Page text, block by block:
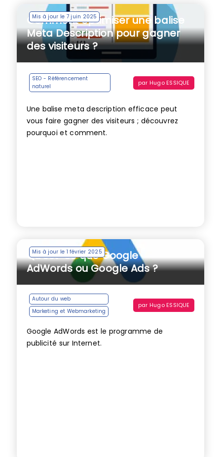
Mis à jour le 7 juin 2025
Comment optimiser une balise
Meta Description pour gagner
des visiteurs ?
SEO - Référencement
naturel
par Hugo ESSIQUE
Une balise meta description efficace peut
vous faire gagner des visiteurs ; découvrez
pourquoi et comment.
Mis à jour le 1 février 2025
Qu’est-ce que Google
AdWords ou Google Ads ?
Autour du web
Marketing et Webmarketing
par Hugo ESSIQUE
Google AdWords est le programme de
publicité sur Internet.